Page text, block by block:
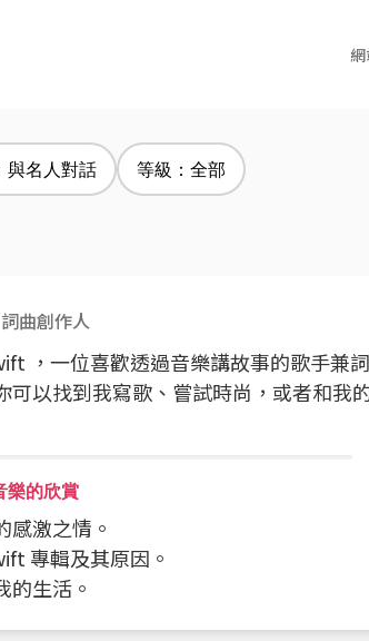
與名人對話 等級：全部
曲創作人
，一位喜歡透過音樂講故事的歌手兼
可以找到我寫歌、嘗試時尚，或者和我
的欣賞
感激之情。
專輯及其原因。
的生活。